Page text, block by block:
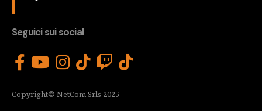
Seguici sui social
Copyright© NetCom Srls 2025